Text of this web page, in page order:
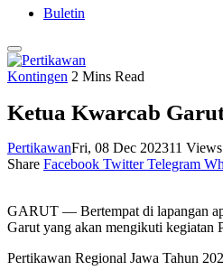
Buletin
Kontingen 2 Mins Read
Ketua Kwarcab
PertikawanFri, 08 Dec 202311 Views
Share Facebook Twitter Telegram
GARUT — Bertempat di lapangan
Garut yang akan mengikuti kegiatan
Pertikawan Regional Jawa Tahun